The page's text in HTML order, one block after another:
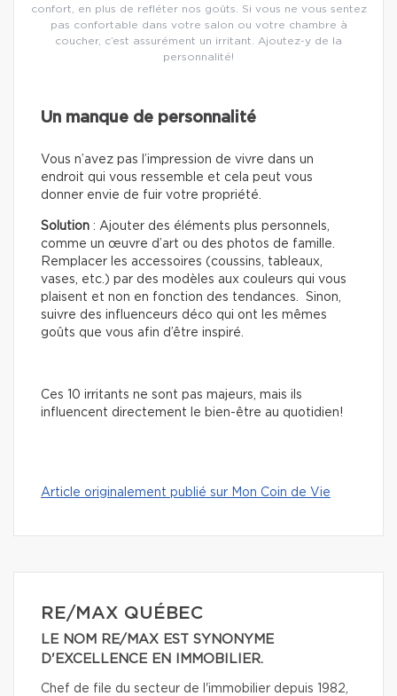
confort, en plus de refléter nos goûts. Si vous ne vous sentez
pas confortable dans votre salon ou votre chambre à
coucher, c’est assurément un irritant. Ajoutez-y de la
personnalité!
Un manque de personnalité
Vous n’avez pas l’impression de vivre dans un
endroit qui vous ressemble et cela peut vous
donner envie de fuir votre propriété.
Solution : Ajouter des éléments plus personnels,
comme un œuvre d’art ou des photos de famille.
Remplacer les accessoires (coussins, tableaux,
vases, etc.) par des modèles aux couleurs qui vous
plaisent et non en fonction des tendances. Sinon,
suivre des influenceurs déco qui ont les mêmes
goûts que vous afin d’être inspiré.
Ces 10 irritants ne sont pas majeurs, mais ils
influencent directement le bien-être au quotidien!
Article originalement publié sur Mon Coin de Vie
RE/MAX QUÉBEC
LE NOM RE/MAX EST SYNONYME
D'EXCELLENCE EN IMMOBILIER.
Chef de file du secteur de l'immobilier depuis 1982,